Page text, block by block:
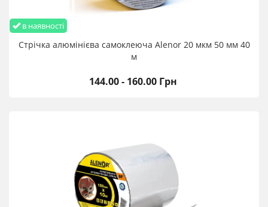
в наявності
Стрічка алюмінієва самоклеюча Alenor 20 мкм 50 мм 40
м
144.00 - 160.00 Грн